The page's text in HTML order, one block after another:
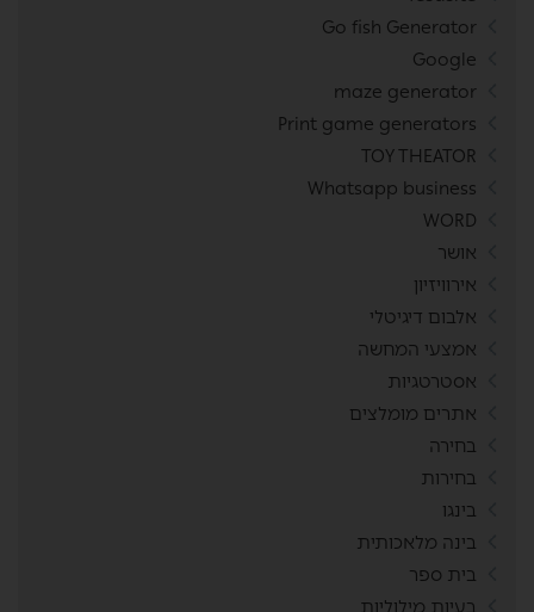
Go fish Generator
Google
maze generator
Print game generators
TOY THEATOR
Whatsapp business
WORD
אושר
אירוויזיון
אלבום דיגיטלי
אמצעי המחשה
אסטרטגיות
אתרים מומלצים
בחירה
בחירות
בינגו
בינה מלאכותית
בית ספר